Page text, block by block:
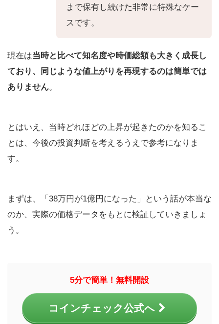
まで保有し続けた非常に特殊なケー
スです。
現在は当時と比べて知名度や時価総額も大きく成長し
ており、同じような値上がりを再現するのは簡単では
ありません。
とはいえ、当時どれほどの上昇が起きたのかを知るこ
とは、今後の投資判断を考えるうえで参考になりま
す。
まずは、「38万円が1億円になった」という話が本当な
のか、実際の価格データをもとに検証していきましょ
う。
5分で簡単！無料開設
コインチェック公式へ